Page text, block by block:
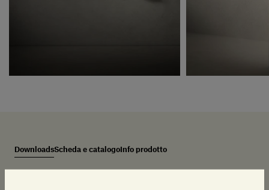
DownloadsScheda e catalogo Info prodotto